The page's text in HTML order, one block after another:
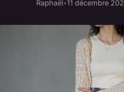
Raphaël•11 décembre